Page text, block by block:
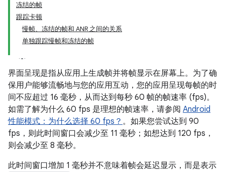
冻结的帧
跟踪卡顿
慢帧、冻结的帧和 ANR 之间的关系
单独跟踪慢帧和冻结的帧
界面呈现是指从应用上生成帧并将帧显示在屏幕上。为了确
保用户能够流畅地与您的应用互动，您的应用呈现每帧的时
间不应超过 16 毫秒，从而达到每秒 60 帧的帧速率 (fps)。
如需了解为什么 60 fps 是理想的帧速率，请参阅 Android
性能模式：为什么选择 60 fps？ 。如果您尝试达到 90
fps，则此时间窗口会减少至 11 毫秒；如想达到 120 fps，
则会减少至 8 毫秒。
此时间窗口增加 1 毫秒并不意味着帧会延迟显示，而是表示